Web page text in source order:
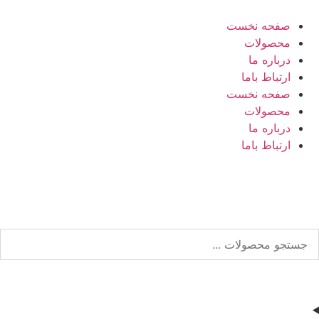
صفحه نخست
محصولات
درباره ما
ارتباط باما
صفحه نخست
محصولات
درباره ما
ارتباط باما